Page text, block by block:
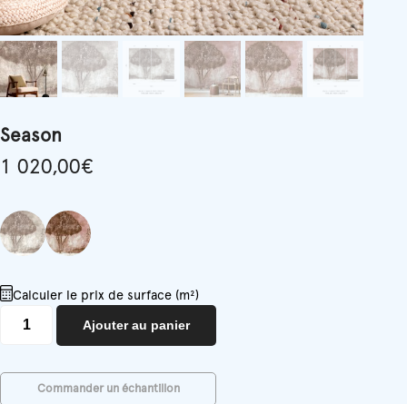
Season
1 020,00€
Calculer le prix de surface (m²)
Ajouter au panier
Commander un échantillon